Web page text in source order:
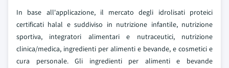
In base all'applicazione, il mercato degli idrolisati proteici
certificati halal e suddiviso in nutrizione infantile, nutrizione
sportiva, integratori alimentari e nutraceutici, nutrizione
clinica/medica, ingredienti per alimenti e bevande, e cosmetici e
cura personale. Gli ingredienti per alimenti e bevande